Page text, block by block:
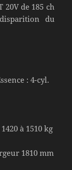
20V de 185 ch
du
: 4-cyl.
à 1510 kg
1810 mm